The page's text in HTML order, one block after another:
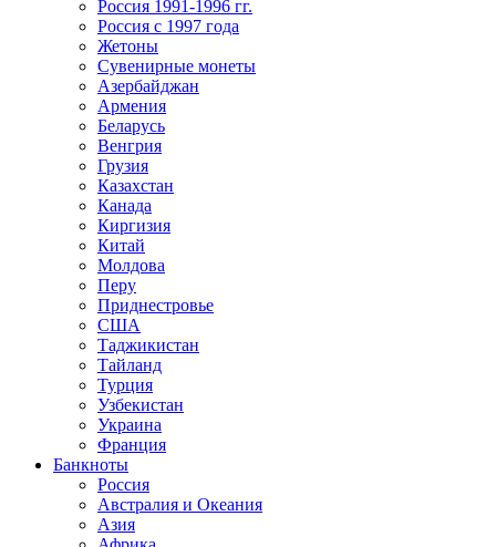
Россия 1991-1996 гг.
Россия с 1997 года
Жетоны
Сувенирные монеты
Азербайджан
Армения
Беларусь
Венгрия
Грузия
Казахстан
Канада
Киргизия
Китай
Молдова
Перу
Приднестровье
США
Таджикистан
Тайланд
Турция
Узбекистан
Украина
Франция
Банкноты
Россия
Австралия и Океания
Азия